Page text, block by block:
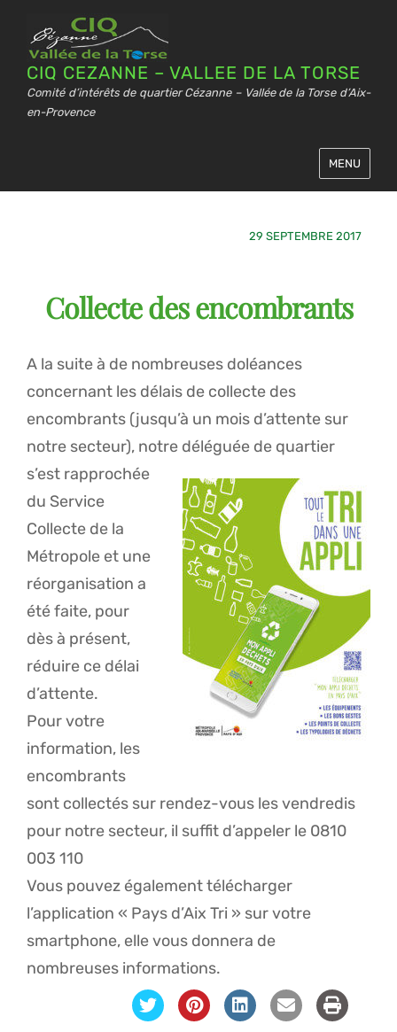
CIQ CEZANNE – VALLEE DE LA TORSE
Comité d’intérêts de quartier Cézanne – Vallée de la Torse d’Aix-
en-Provence
MENU
29 SEPTEMBRE 2017
Collecte des encombrants
A la suite à de nombreuses doléances
concernant les délais de collecte des
encombrants (jusqu’à un mois d’attente sur
notre secteur), notre déléguée de quartier
s’est rapprochée
du Service
Collecte de la
Métropole et une
réorganisation a
été faite, pour
dès à présent,
réduire ce délai
d’attente.
Pour votre
information, les
encombrants
sont collectés sur rendez-vous les vendredis
pour notre secteur, il suffit d’appeler le 0810
003 110
Vous pouvez également télécharger
l’application « Pays d’Aix Tri » sur votre
smartphone, elle vous donnera de
nombreuses informations.